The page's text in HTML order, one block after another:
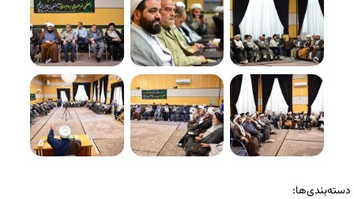
دسته‌بندی‌ها: